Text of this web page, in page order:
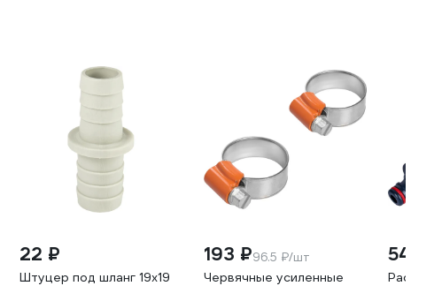
22 ₽
Штуцер под шланг 19x19
193 ₽96.5 ₽/шт
Червячные усиленные
549